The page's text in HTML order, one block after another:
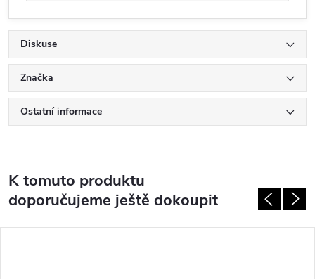
Diskuse
Značka
Ostatní informace
K tomuto produktu
doporučujeme ještě dokoupit